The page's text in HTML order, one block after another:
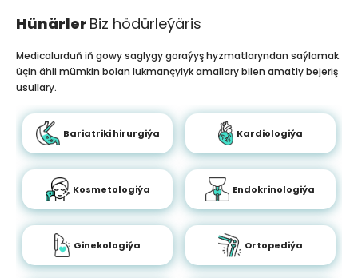
Hünärler Biz hödürleýäris
Medicalurduň iň gowy saglygy goraýyş hyzmatlaryndan saýlamak
üçin ähli mümkin bolan lukmançylyk amallary bilen amatly bejeriş
usullary.
Bariatriki hirurgiýa Kardiologiýa
Kosmetologiýa Endokrinologiýa
Ginekologiýa Ortopediýa